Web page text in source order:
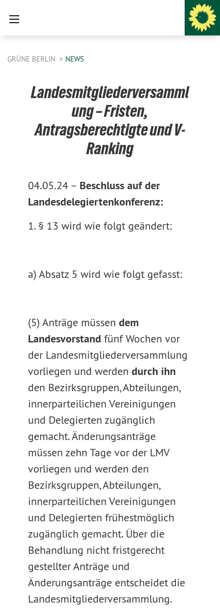
GRÜNE BERLIN NEWS
Landesmitgliederversamml
ung – Fristen,
Antragsberechtigte und V-
Ranking
04.05.24 – Beschluss auf der
Landesdelegiertenkonferenz:
1. § 13 wird wie folgt geändert:
a) Absatz 5 wird wie folgt gefasst:
(5) Anträge müssen dem
Landesvorstand fünf Wochen vor
der Landesmitgliederversammlung
vorliegen und werden durch ihn
den Bezirksgruppen, Abteilungen,
innerparteilichen Vereinigungen
und Delegierten zugänglich
gemacht. Änderungsanträge
müssen zehn Tage vor der LMV
vorliegen und werden den
Bezirksgruppen, Abteilungen,
innerparteilichen Vereinigungen
und Delegierten frühestmöglich
zugänglich gemacht. Über die
Behandlung nicht fristgerecht
gestellter Anträge und
Änderungsanträge entscheidet die
Landesmitgliederversammlung.